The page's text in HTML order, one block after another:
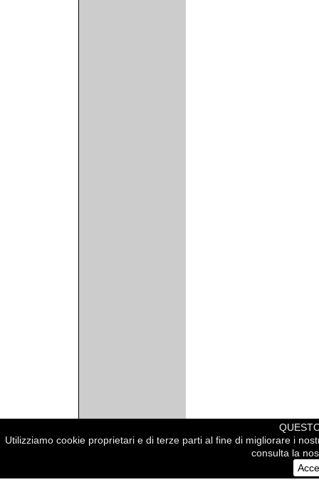
Utilizziamo cookie proprietari e di terze parti al fine di migliorare i
consulta la